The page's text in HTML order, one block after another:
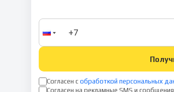
Согласен с обработкой персональных
Согласен на рекламные SMS и